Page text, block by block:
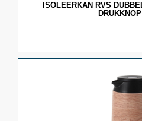
ISOLEERKAN RVS